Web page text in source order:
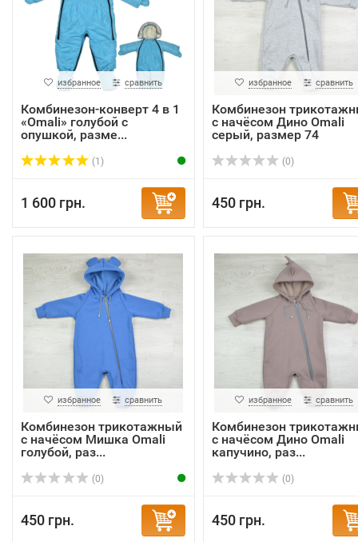
избранное сравнить
Комбинезон-конверт 4 в 1
«Omali» голубой с
опушкой, разме...
(1)
1 600 грн.
избранное сравнить
Комбинезон
с начёсом Дино Omali
серый, размер 74
(0)
450 грн.
избранное сравнить
Комбинезон трикотажный
с начёсом Мишка Omali
голубой, раз...
(0)
450 грн.
избранное сравнить
Комбинезон
с начёсом Дино Omali
капучино, раз...
(0)
450 грн.